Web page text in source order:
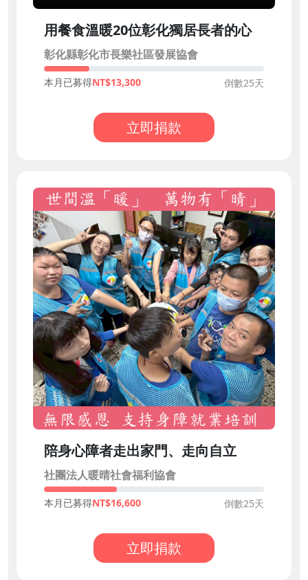
用餐食溫暖20位彰化獨居長者的心
彰化縣彰化市長樂社區發展協會
本月已募得 13,300 倒數25天
立即捐款
陪身心障者走出家門、走向自立
社團法人暖晴社會福利協會
本月已募得 16,600 倒數25天
立即捐款